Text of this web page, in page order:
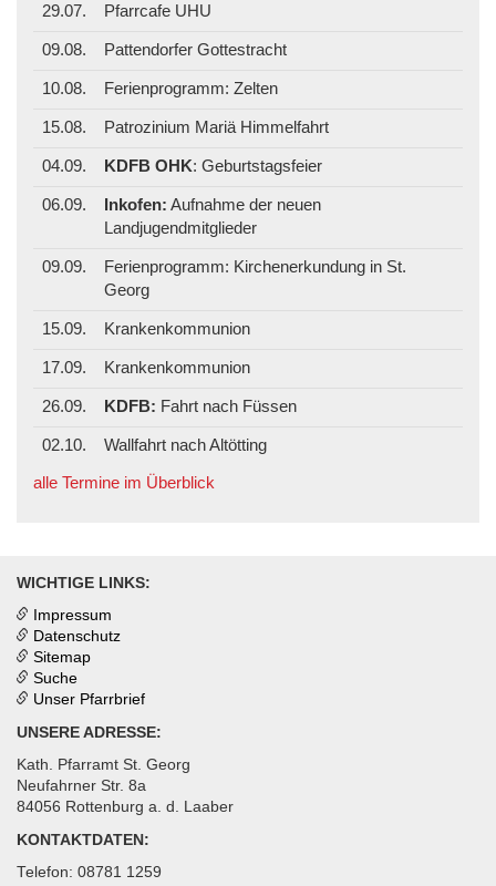
29.07. Pfarrcafe UHU
09.08. Pattendorfer Gottestracht
10.08. Ferienprogramm: Zelten
15.08. Patrozinium Mariä Himmelfahrt
04.09. KDFB OHK: Geburtstagsfeier
06.09. Inkofen: Aufnahme der neuen
Landjugendmitglieder
09.09.
Ferienprogramm: Kirchenerkundung in St.
Georg
15.09. Krankenkommunion
17.09. Krankenkommunion
26.09. KDFB: Fahrt nach Füssen
02.10.
Wallfahrt nach Altötting
alle Termine im Überblick
WICHTIGE LINKS:
Impressum
Datenschutz
Sitemap
Suche
Unser Pfarrbrief
UNSERE ADRESSE:
Kath. Pfarramt St. Georg
Neufahrner Str. 8a
84056 Rottenburg a. d. Laaber
KONTAKTDATEN:
Telefon: 08781 1259